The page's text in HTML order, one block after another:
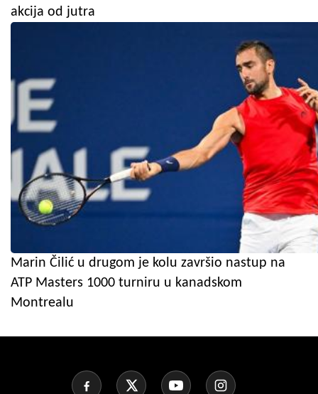
akcija od jutra
Marin Čilić u drugom je kolu završio nastup na
ATP Masters 1000 turniru u kanadskom
Montrealu